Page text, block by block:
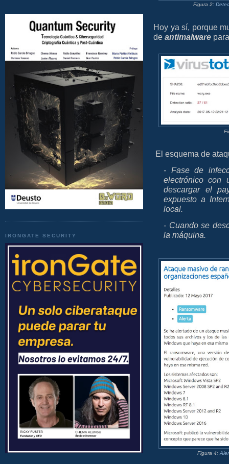
IRONGATE SECURITY
Figura 2:
Hoy ya sí, porque
de antimalware
El esquema de
- Fase de
electrónico con
descargar el
expuesto a
local.
- Cuando se
la máquina.
Figura 4: